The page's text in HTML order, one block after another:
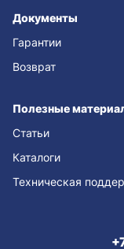
Документы
Гарантии
Возврат
Полезные
Статьи
Каталоги
Техническая